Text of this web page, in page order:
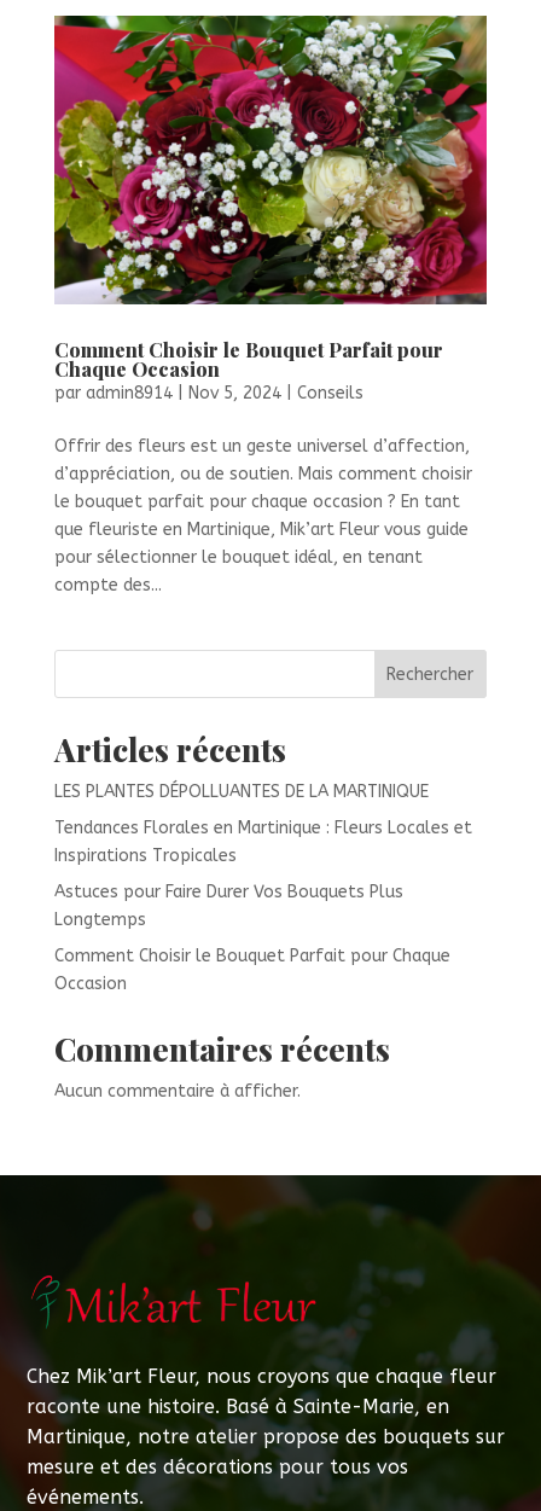
Comment Choisir le Bouquet Parfait pour
Chaque Occasion
par admin8914| Nov 5, 2024| Conseils
Offrir des fleurs est un geste universel d’affection,
d’appréciation, ou de soutien. Mais comment choisir
le bouquet parfait pour chaque occasion ? En tant
que fleuriste en Martinique, Mik’art Fleur vous guide
pour sélectionner le bouquet idéal, en tenant
compte des...
Rechercher
Articles récents
LES PLANTES DÉPOLLUANTES DE LA MARTINIQUE
Tendances Florales en Martinique : Fleurs Locales et
Inspirations Tropicales
Astuces pour Faire Durer Vos Bouquets Plus
Longtemps
Comment Choisir le Bouquet Parfait pour Chaque
Occasion
Commentaires récents
Aucun commentaire à afficher.
Chez Mik’art Fleur, nous croyons que chaque fleur
raconte une histoire. Basé à Sainte-Marie, en
Martinique, notre atelier propose des bouquets sur
mesure et des décorations pour tous vos
événements.